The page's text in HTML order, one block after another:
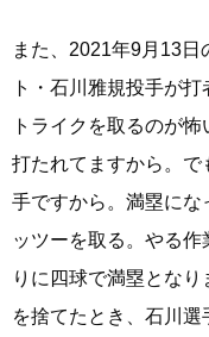
また、2021年9月13
ト・石川雅規投手が
トライクを取るのが
打たれてますから。
手ですから。満塁に
ッツーを取る。やる
りに四球で満塁とな
を捨てたとき、石川